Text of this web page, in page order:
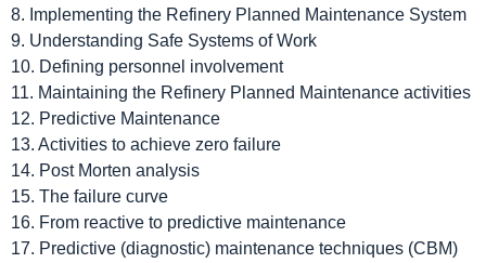
8. Implementing the Refinery Planned Maintenance System
9. Understanding Safe Systems of Work
10. Defining personnel involvement
11. Maintaining the Refinery Planned Maintenance activities
12. Predictive Maintenance
13. Activities to achieve zero failure
14. Post Morten analysis
15. The failure curve
16. From reactive to predictive maintenance
17. Predictive (diagnostic) maintenance techniques (CBM)